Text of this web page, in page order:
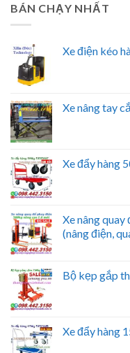
BÁN CHẠY NHẤT
Xe điện kéo
Xe nâng tay
Xe đẩy hàng
Xe nâng
(nâng điện,
Bộ kẹp gắp
Xe đẩy hàng